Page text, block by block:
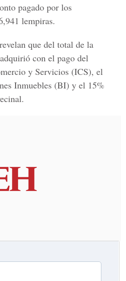
pagado por los
lempiras.
que del total de la
con el pago del
y Servicios (ICS), el
Inmuebles (BI) y el 15%